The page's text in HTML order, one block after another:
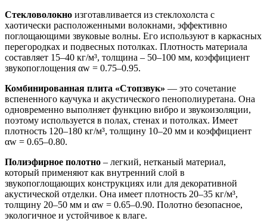
Стекловолокно изготавливается из стеклохолста с
хаотически расположенными волокнами, эффективно
поглощающими звуковые волны. Его используют в каркасных
перегородках и подвесных потолках. Плотность материала
составляет 15–40 кг/м³, толщина – 50–100 мм, коэффициент
звукопоглощения αw = 0.75–0.95.
Комбинированная плита «Стопзвук» — это сочетание
вспененного каучука и акустического пенополиуретана. Она
одновременно выполняет функцию вибро и звукоизоляции,
поэтому используется в полах, стенах и потолках. Имеет
плотность 120–180 кг/м³, толщину 10–20 мм и коэффициент
αw = 0.65–0.80.
Полиэфирное полотно – легкий, нетканый материал,
который применяют как внутренний слой в
звукопоглощающих конструкциях или для декоративной
акустической отделки. Она имеет плотность 20–35 кг/м³,
толщину 20–50 мм и αw = 0.65–0.90. Полотно безопасное,
экологичное и устойчивое к влаге.